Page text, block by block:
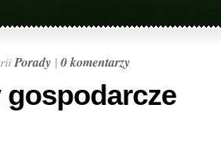
Porady | 0 komentarzy
gospodarcze